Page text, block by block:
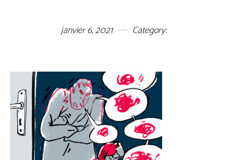
janvier 6, 2021 Category: